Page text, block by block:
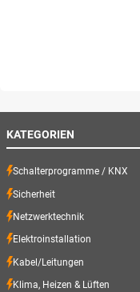
KATEGORIEN
Schalterprogramme / KNX
Sicherheit
Netzwerktechnik
Elektroinstallation
Kabel/Leitungen
Klima, Heizen & Lüften